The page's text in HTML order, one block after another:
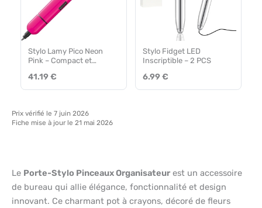
Stylo Lamy Pico Neon
Pink – Compact et
41.19 €
Stylo Fidget LED
Inscriptible – 2 PCS
6.99 €
Prix vérifié le 7 juin 2026
Fiche mise à jour le 21 mai 2026
Le Porte-Stylo Pinceaux Organisateur est un accessoire
de bureau qui allie élégance, fonctionnalité et design
innovant. Ce charmant pot à crayons, décoré de fleurs